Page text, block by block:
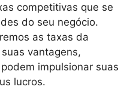
competitivas que se
do seu negócio.
as taxas da
vantagens,
impulsionar suas
lucros.